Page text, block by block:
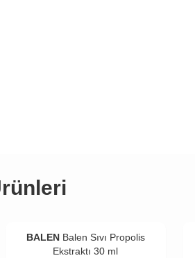
BALEN Balen Sıvı Propolis
Ekstraktı 30 ml